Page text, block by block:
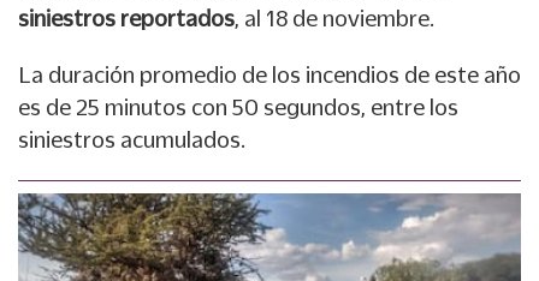
siniestros reportados, al 18 de noviembre.
La duración promedio de los incendios de este año
es de 25 minutos con 50 segundos, entre los
siniestros acumulados.